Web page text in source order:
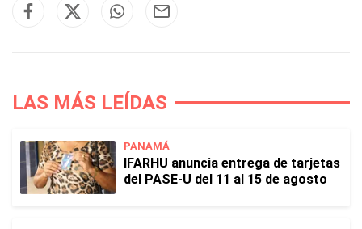
LAS MÁS LEÍDAS
PANAMÁ
IFARHU anuncia entrega de tarjetas
del PASE-U del 11 al 15 de agosto